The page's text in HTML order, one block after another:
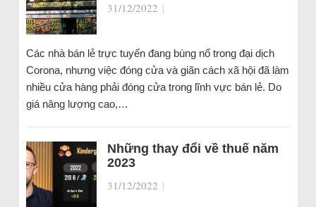
31/12/2022 |
Các nhà bán lẻ trực tuyến đang bùng nổ trong đại dịch
Corona, nhưng việc đóng cửa và giãn cách xã hội đã làm
nhiều cửa hàng phải đóng cửa trong lĩnh vực bán lẻ. Do
giá năng lượng cao,…
Những thay đổi về thuế năm
2023
31/12/2022 |